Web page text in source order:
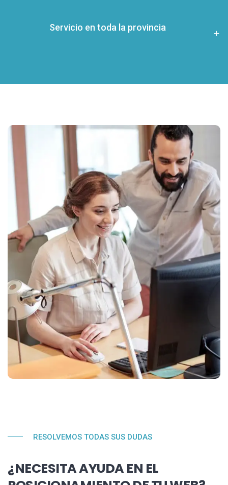
Servicio en toda la provincia
RESOLVEMOS TODAS SUS DUDAS
¿NECESITA AYUDA EN EL